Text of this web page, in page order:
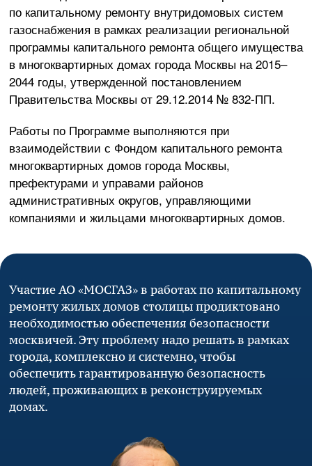
по капитальному ремонту внутридомовых систем
газоснабжения в рамках реализации региональной
программы капитального ремонта общего имущества
в многоквартирных домах города Москвы на 2015–
2044 годы, утвержденной постановлением
Правительства Москвы от 29.12.2014 № 832-ПП.
Работы по Программе выполняются при
взаимодействии с Фондом капитального ремонта
многоквартирных домов города Москвы,
префектурами и управами районов
административных округов, управляющими
компаниями и жильцами многоквартирных домов.
Участие АО «МОСГАЗ» в работах по капитальному
ремонту жилых домов столицы продиктовано
необходимостью обеспечения безопасности
москвичей. Эту проблему надо решать в рамках
города, комплексно и системно, чтобы
обеспечить гарантированную безопасность
людей, проживающих в реконструируемых
домах.